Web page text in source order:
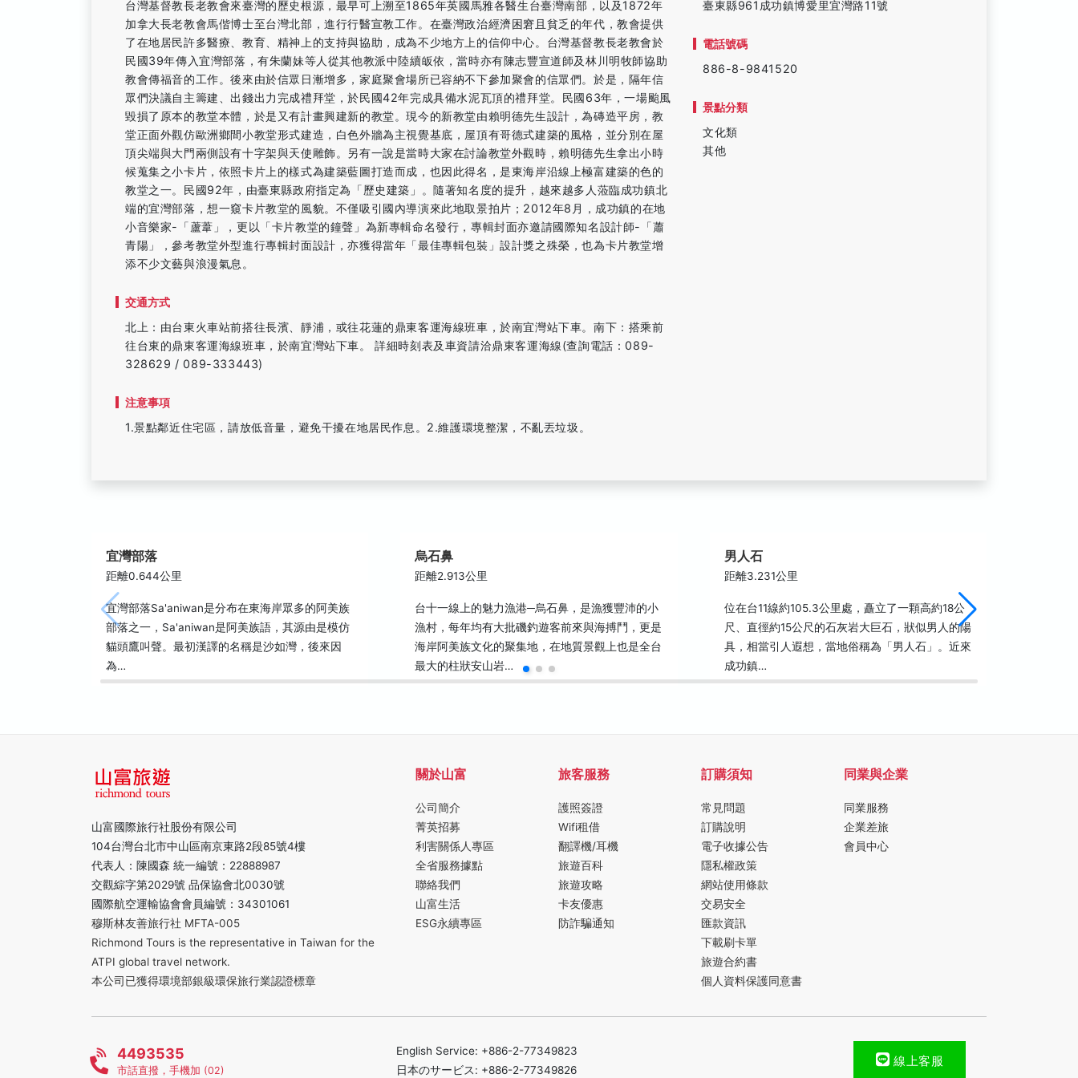
台灣基督教長老教會來臺灣的歷史根源，最早可上溯至1865年英國馬雅各醫生台臺灣南部，以及1872年
加拿大長老教會馬偕博士至台灣北部，進行行醫宣教工作。在臺灣政治經濟困窘且貧乏的年代，教會提供
了在地居民許多醫療、教育、精神上的支持與協助，成為不少地方上的信仰中心。台灣基督教長老教會於
民國39年傳入宜灣部落，有朱蘭妹等人從其他教派中陸續皈依，當時亦有陳志豐宣道師及林川明牧師協助
教會傳福音的工作。後來由於信眾日漸增多，家庭聚會場所已容納不下參加聚會的信眾們。於是，隔年信
眾們決議自主籌建、出錢出力完成禮拜堂，於民國42年完成具備水泥瓦頂的禮拜堂。民國63年，一場颱風
毀損了原本的教堂本體，於是又有計畫興建新的教堂。現今的新教堂由賴明德先生設計，為磚造平房，教
堂正面外觀仿歐洲鄉間小教堂形式建造，白色外牆為主視覺基底，屋頂有哥德式建築的風格，並分別在屋
頂尖端與大門兩側設有十字架與天使雕飾。另有一說是當時大家在討論教堂外觀時，賴明德先生拿出小時
候蒐集之小卡片，依照卡片上的樣式為建築藍圖打造而成，也因此得名，是東海岸沿線上極富建築的色的
教堂之一。民國92年，由臺東縣政府指定為「歷史建築」。隨著知名度的提升，越來越多人蒞臨成功鎮北
端的宜灣部落，想一窺卡片教堂的風貌。不僅吸引國內導演來此地取景拍片；2012年8月，成功鎮的在地
小音樂家-「蘆葦」，更以「卡片教堂的鐘聲」為新專輯命名發行，專輯封面亦邀請國際知名設計師-「蕭
青陽」，參考教堂外型進行專輯封面設計，亦獲得當年「最佳專輯包裝」設計獎之殊榮，也為卡片教堂增
添不少文藝與浪漫氣息。
交通方式
北上：由台東火車站前搭往長濱、靜浦，或往花蓮的鼎東客運海線班車，於南宜灣站下車。南下：搭乘前
往台東的鼎東客運海線班車，於南宜灣站下車。 詳細時刻表及車資請洽鼎東客運海線(查詢電話：089-
328629 / 089-333443)
注意事項
1.景點鄰近住宅區，請放低音量，避免干擾在地居民作息。2.維護環境整潔，不亂丟垃圾。
臺東縣961成功鎮博愛里宜灣路11號
電話號碼
886-8-9841520
景點分類
文化類
其他
宜灣部落
距離0.644公里
宜灣部落Sa'aniwan是分布在東海岸眾多的阿美族
部落之一，Sa'aniwan是阿美族語，其源由是模仿
貓頭鷹叫聲。最初漢譯的名稱是沙如灣，後來因
為…
烏石鼻
距離2.913公里
台十一線上的魅力漁港─烏石鼻，是漁獲豐沛的小
漁村，每年均有大批磯釣遊客前來與海搏鬥，更是
海岸阿美族文化的聚集地，在地質景觀上也是全台
最大的柱狀安山岩…
男人石
距離3.231公里
位在台11線約105.3公里處，矗立了一顆高約18公
尺、直徑約15公尺的石灰岩大巨石，狀似男人的陽
具，相當引人遐想，當地俗稱為「男人石」。近來
成功鎮…
山富國際旅行社股份有限公司
104台灣台北市中山區南京東路2段85號4樓
代表人：陳國森 統一編號：22888987
交觀綜字第2029號 品保協會北0030號
國際航空運輸協會會員編號：34301061
穆斯林友善旅行社 MFTA-005
Richmond Tours is the representative in Taiwan for the
ATPI global travel network.
本公司已獲得環境部銀級環保旅行業認證標章
關於山富
公司簡介
菁英招募
利害關係人專區
全省服務據點
聯絡我們
山富生活
ESG永續專區
旅客服務
護照簽證
Wifi租借
翻譯機/耳機
旅遊百科
旅遊攻略
卡友優惠
防詐騙通知
訂購須知
常見問題
訂購說明
電子收據公告
隱私權政策
網站使用條款
交易安全
匯款資訊
下載刷卡單
旅遊合約書
個人資料保護同意書
同業與企業
同業服務
企業差旅
會員中心
4493535
市話直撥，手機加 (02)
English Service: +886-2-77349823
日本のサービス: +886-2-77349826
線上客服